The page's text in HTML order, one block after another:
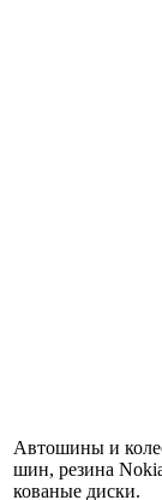
Автошины и
шин, резина
кованые диски.